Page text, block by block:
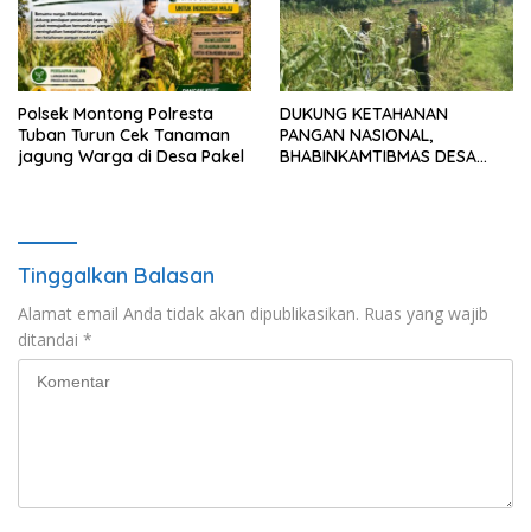
Polsek Montong Polresta
Tuban Turun Cek Tanaman
jagung Warga di Desa Pakel
DUKUNG KETAHANAN
PANGAN NASIONAL,
BHABINKAMTIBMAS DESA
Tinggalkan Balasan
Alamat email Anda tidak akan dipublikasikan. Ruas yang wajib
ditandai *